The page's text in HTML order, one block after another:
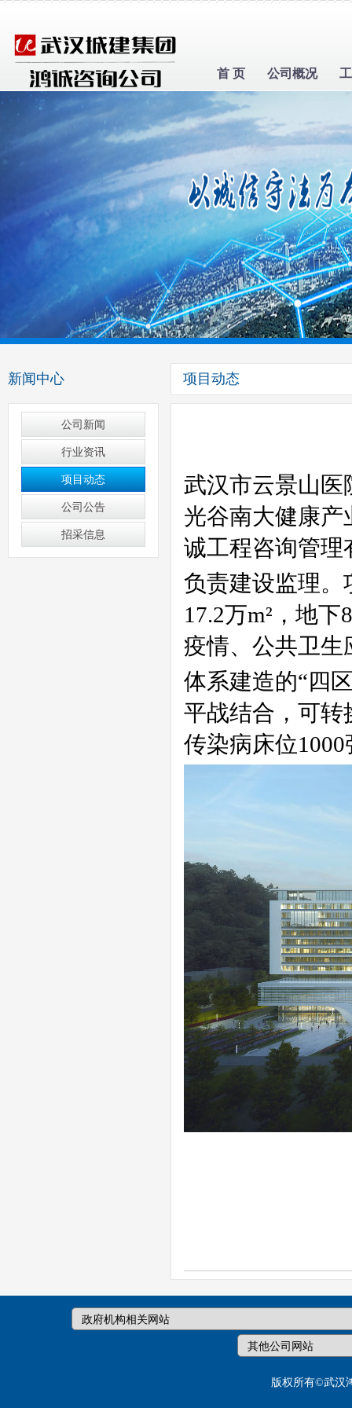
首 页 公司概况
新闻中心
公司新闻
行业资讯
项目动态
公司公告
招采信息
项目动态
版权所有©武汉